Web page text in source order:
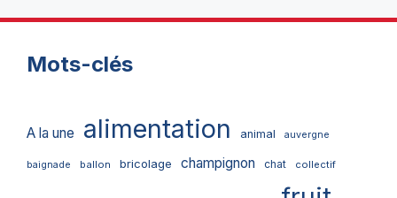
Mots-clés
A la une alimentation animal auvergne
baignade ballon bricolage champignon chat collectif